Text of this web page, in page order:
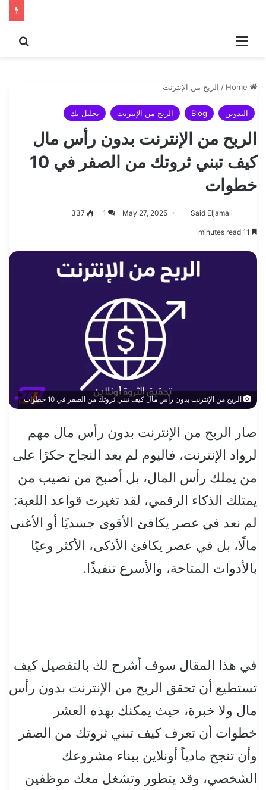
Menu
/ الربح من الإنترنت
التدوين Blog الربح من الإنترنت تحليل تك
الربح من الإنترنت بدون رأس مال
كيف تبني ثروتك من الصفر في 10
خطوات
Said Eljamali
May 27, 2025
1
337
الربح من الإنترنت بدون رأس مال كيف تبني ثروتك من الصفر في 10 خطوات
صار الربح من الإنترنت بدون رأس مال مهم
لرواد الإنترنت، فاليوم لم يعد النجاح حكرًا على
من يملك رأس المال، بل أصبح من نصيب من
يمتلك الذكاء الرقمي، لقد تغيرت قواعد اللعبة:
لم نعد في عصر يكافئ الأقوى جسديًا أو الأغنى
مالًا، بل في عصر يكافئ الأذكى، الأكثر وعيًا
بالأدوات المتاحة، والأسرع تنفيذًا.
في هذا المقال سوف أشرح لك بالتفصيل كيف
تستطيع أن تحقق الربح من الإنترنت بدون رأس
مال ولا خبرة، حيث يمكنك بهذه العشر
خطوات أن تعرف كيف تبني ثروتك من الصفر
وأن تنجح مادياً أونلاين ببناء مشروعك
الشخصي، وقد يتطور وتشغل معك موظفين